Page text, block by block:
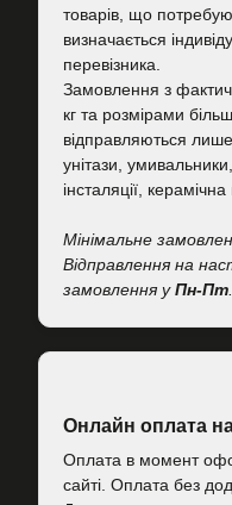
товарів, що
визначається
перевізника.
Замовлення з
кг та розмірами
відправляються
унітази,
інсталяції,
Мінімальне
Відправлення на
замовлення уПн-Пт
Онлайн оплата на
Оплата в момент
сайті. Оплата без